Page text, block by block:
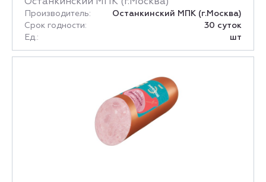
Производитель:
Останкинский МПК (г.Москва)
Срок годности:
30 суток
Ед.:
шт